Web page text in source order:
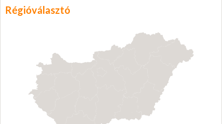
Régióválasztó